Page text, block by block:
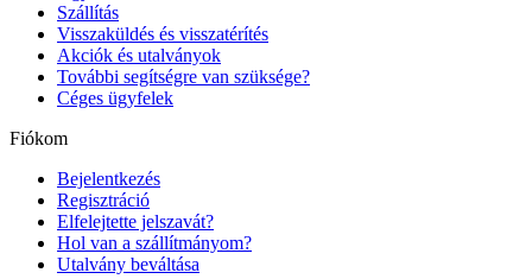
Szállítás
Visszaküldés és visszatérítés
Akciók és utalványok
További segítségre van szüksége?
Céges ügyfelek
Fiókom
Bejelentkezés
Regisztráció
Elfelejtette jelszavát?
Hol van a szállítmányom?
Utalvány beváltása